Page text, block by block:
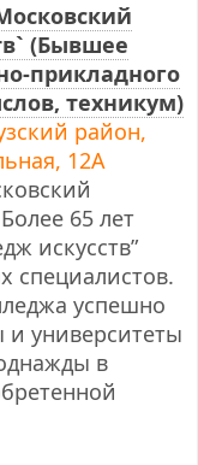
(Бывшее
прикладного
техникум)
район,
12А
65 лет
искусств”
специалистов.
успешно
и университеты
в